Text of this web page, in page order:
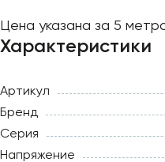
Цена указана за 5
Характеристики
Артикул
Бренд
Серия
Напряжение